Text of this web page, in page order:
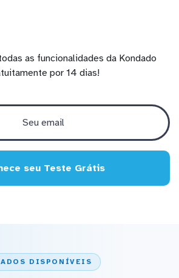
as funcionalidades da Kondado
por 14 dias!
seu Teste Grátis
DISPONÍVEIS